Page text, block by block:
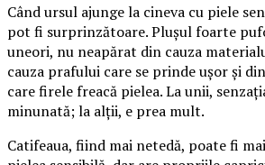
Când ursul ajunge la cineva cu piele
pot fi surprinzătoare. Plușul foarte
uneori, nu neapărat din cauza
cauza prafului care se prinde ușor și
care firele freacă pielea. La unii,
minunată; la alții, e prea mult.
Catifeaua, fiind mai netedă, poate fi